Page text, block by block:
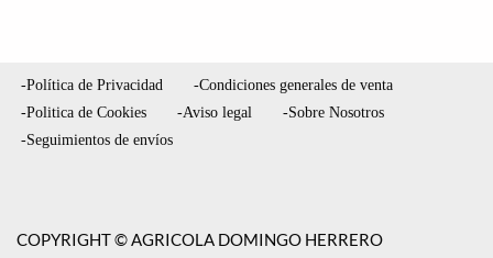
-Política de Privacidad
-Condiciones generales de venta
-Politica de Cookies
-Aviso legal
-Sobre Nosotros
-Seguimientos de envíos
COPYRIGHT © AGRICOLA DOMINGO HERRERO